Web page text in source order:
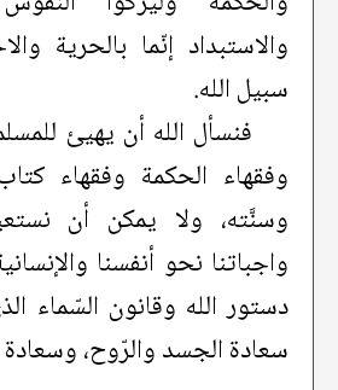
والاستبداد إنّما بالحرية
سبيل الله.
فنسأل الله أن يهيئ
وفقهاء الحكمة وفقهاء
وسنَّته، ولا يمكن أن
واجباتنا نحو أنفسنا
دستور الله وقانون السّماء
سعادة الجسد والرّوح،